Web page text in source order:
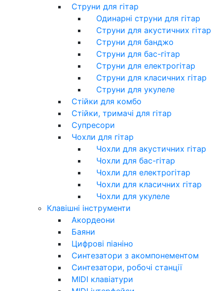
Струни для гітар
Одинарні струни для гітар
Струни для акустичних гітар
Струни для банджо
Струни для бас-гітар
Струни для електрогітар
Струни для класичних гітар
Струни для укулеле
Стійки для комбо
Стійки, тримачі для гітар
Супресори
Чохли для гітар
Чохли для акустичних гітар
Чохли для бас-гітар
Чохли для електрогітар
Чохли для класичних гітар
Чохли для укулеле
Клавішні інструменти
Акордеони
Баяни
Цифрові піаніно
Синтезатори з акомпонементом
Синтезатори, робочі станції
MIDI клавіатури